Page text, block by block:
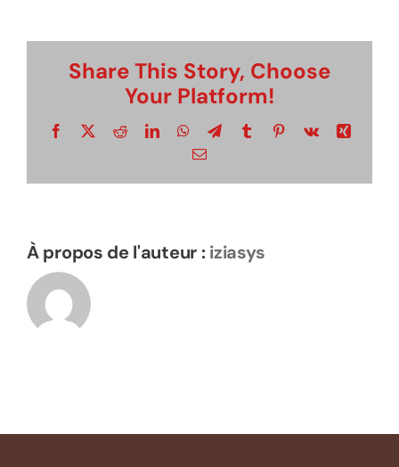
Élément de menu
Share This Story, Choose
Your Platform!
Facebook
X RedditLinkedInWhatsApp
TelegramTumblrPinterest
Vk
Xing
Email
À propos de l'auteur :iziasys